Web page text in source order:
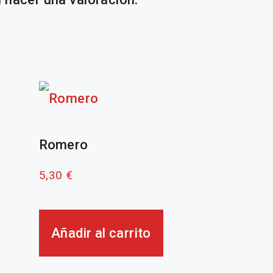
Romero
5,30 €
Añadir al carrito